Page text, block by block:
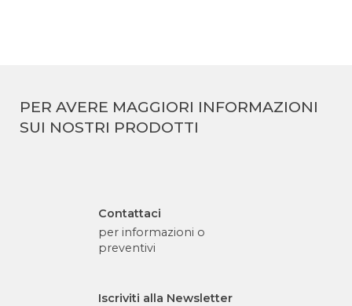
PER AVERE MAGGIORI INFORMAZIONI
SUI NOSTRI PRODOTTI
Contattaci
per informazioni o
preventivi
Iscriviti alla Newsletter